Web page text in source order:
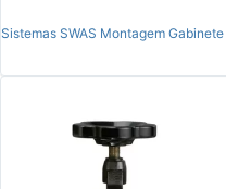
Sistemas SWAS Montagem Gabinete